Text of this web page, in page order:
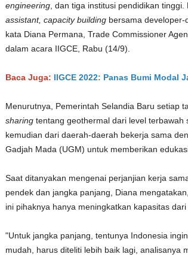
engineering, dan tiga institusi pendidikan
assistant, capacity buildingbersama developer-
kata Diana Permana, Trade Commissioner
dalam acara IIGCE, Rabu (14/9).
Baca Juga: IIGCE 2022: Panas Bumi Modal
Menurutnya, Pemerintah Selandia Baru setiap
sharingtentang geothermal dari level terbawah
kemudian dari daerah-daerah bekerja sama
Gadjah Mada (UGM) untuk memberikan
Saat ditanyakan mengenai perjanjian kerja
pendek dan jangka panjang, Diana
ini pihaknya hanya meningkatkan kapasitas dari
"Untuk jangka panjang, tentunya Indonesia
mudah, harus diteliti lebih baik lagi, analisanya